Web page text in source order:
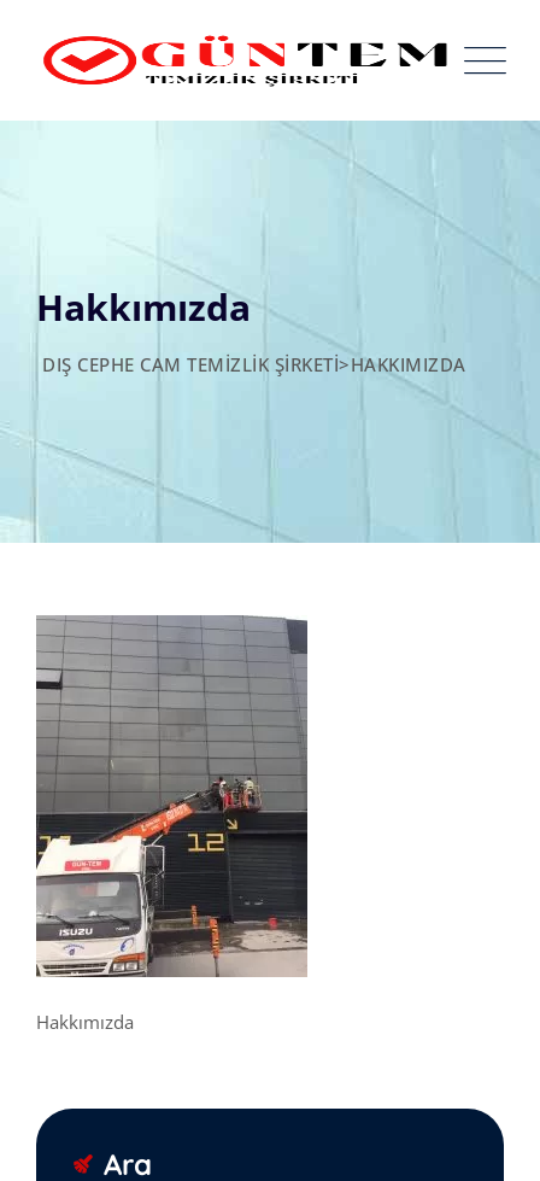
content
Hakkımızda
DIŞ CEPHE CAM TEMIZLIK ŞIRKETI>HAKKIMIZDA
Hakkımızda
Ara